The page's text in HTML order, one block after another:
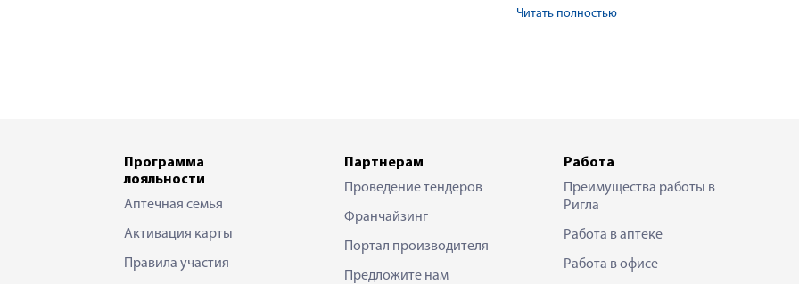
Читать полностью
Программа
лояльности
Аптечная семья
Активация карты
Правила участия
Партнерам
Проведение тендеров
Франчайзинг
Портал производителя
Предложите нам
Работа
Преимущества работы в
Ригла
Работа в аптеке
Работа в офисе